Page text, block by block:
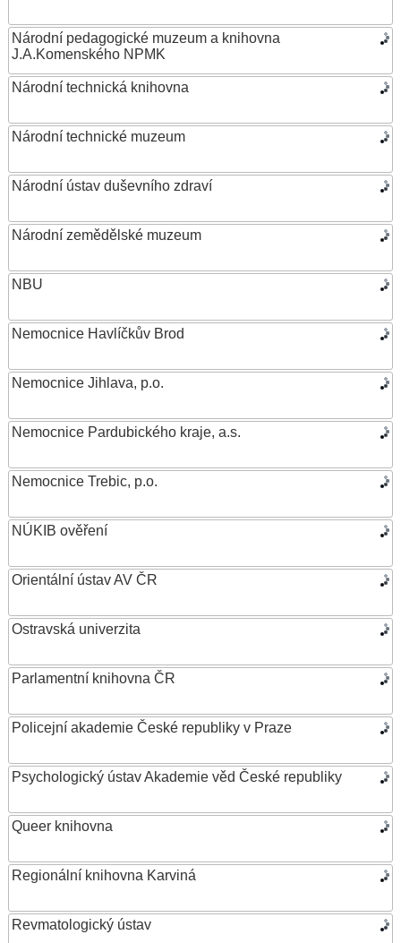
Národní pedagogické muzeum a knihovna
J.A.Komenského NPMK
Národní technická knihovna
Národní technické muzeum
Národní ústav duševního zdraví
Národní zemědělské muzeum
NBU
Nemocnice Havlíčkův Brod
Nemocnice Jihlava, p.o.
Nemocnice Pardubického kraje, a.s.
Nemocnice Trebic, p.o.
NÚKIB ověření
Orientální ústav AV ČR
Ostravská univerzita
Parlamentní knihovna ČR
Policejní akademie České republiky v Praze
Psychologický ústav Akademie věd České republiky
Queer knihovna
Regionální knihovna Karviná
Revmatologický ústav